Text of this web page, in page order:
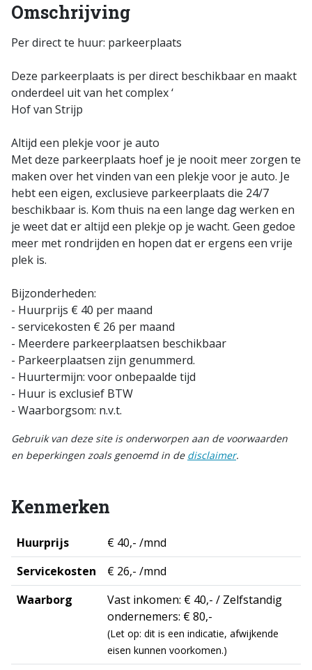
Omschrijving
Per direct te huur: parkeerplaats
Deze parkeerplaats is per direct beschikbaar en maakt
onderdeel uit van het complex ‘
Hof van Strijp
Altijd een plekje voor je auto
Met deze parkeerplaats hoef je je nooit meer zorgen te
maken over het vinden van een plekje voor je auto. Je
hebt een eigen, exclusieve parkeerplaats die 24/7
beschikbaar is. Kom thuis na een lange dag werken en
je weet dat er altijd een plekje op je wacht. Geen gedoe
meer met rondrijden en hopen dat er ergens een vrije
plek is.
Bijzonderheden:
- Huurprijs € 40 per maand
- servicekosten € 26 per maand
- Meerdere parkeerplaatsen beschikbaar
- Parkeerplaatsen zijn genummerd.
- Huurtermijn: voor onbepaalde tijd
- Huur is exclusief BTW
- Waarborgsom: n.v.t.
Gebruik van deze site is onderworpen aan de voorwaarden
en beperkingen zoals genoemd in de disclaimer.
Kenmerken
Huurprijs
€ 40,- /mnd
Servicekosten
€ 26,- /mnd
Waarborg
Vast inkomen: € 40,- / Zelfstandig
ondernemers: € 80,-
(Let op: dit is een indicatie, afwijkende
eisen kunnen voorkomen.)